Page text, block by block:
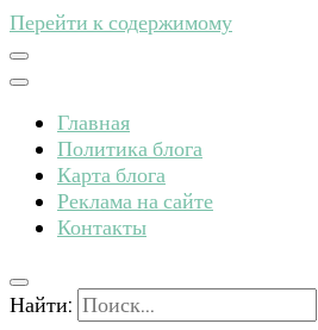
Перейти к содержимому
Главная
Политика блога
Карта блога
Реклама на сайте
Контакты
Найти: